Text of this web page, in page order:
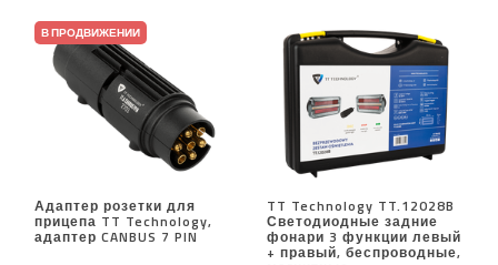
В ПРОДВИЖЕНИИ
Адаптер розетки для
прицепа TT Technology,
адаптер CANBUS 7 PIN
TT Technology TT.12028B
Светодиодные задние
фонари 3 функции левый
+ правый, беспроводные,